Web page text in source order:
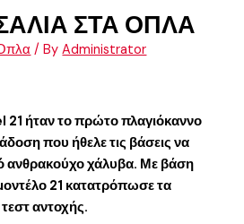
ΣΤΑ ΟΠΛΑ
/ ByAdministrator
ήταν το πρώτο πλαγιόκαννο
που ήθελε τις βάσεις να
ανθρακούχο χάλυβα. Με βάση
21 κατατρόπωσε τα
αντοχής.